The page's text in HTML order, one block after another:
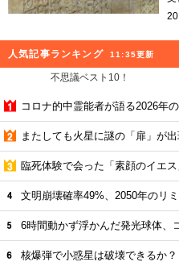
人気記事ランキング 11:35更新
不思議ベスト10！
コロナ的中霊能者が語る2026年
またしても火星に謎の「扉」が出
臨死体験で会った「素顔のイエス
文明崩壊確率49%、2050年のリ
6時間動かず浮かんだ発光球体、
核爆弾で小惑星は破壊できるか？